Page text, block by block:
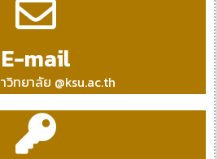
E-mail
วิทยาลัย @ksu.ac.th